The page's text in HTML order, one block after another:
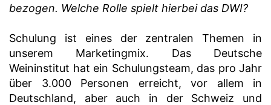
bezogen. Welche Rolle spielt hierbei das DWI?
Schulung ist eines der zentralen Themen in
unserem Marketingmix. Das Deutsche
Weininstitut hat ein Schulungsteam, das pro Jahr
über 3.000 Personen erreicht, vor allem in
Deutschland, aber auch in der Schweiz und